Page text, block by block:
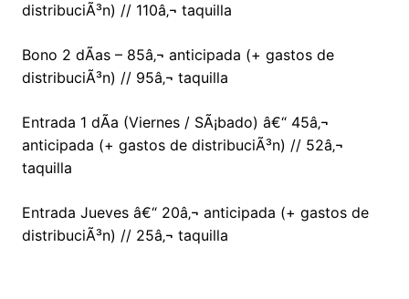
distribuciÃ³n) // 110â‚¬ taquilla
Bono 2 dÃ­as – 85â‚¬ anticipada (+ gastos de
distribuciÃ³n) // 95â‚¬ taquilla
Entrada 1 dÃ­a (Viernes / SÃ¡bado) â€“ 45â‚¬
anticipada (+ gastos de distribuciÃ³n) // 52â‚¬
taquilla
Entrada Jueves â€“ 20â‚¬ anticipada (+ gastos de
distribuciÃ³n) // 25â‚¬ taquilla